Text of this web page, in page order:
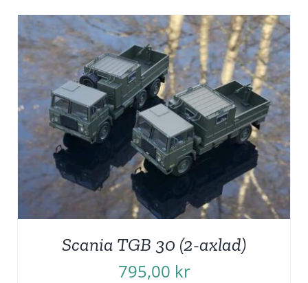
Scania TGB 30 (2-axlad)
795,00 kr